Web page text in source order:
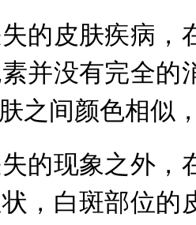
皮肤疾病，
并没有完全
之间颜色相似
现象之外，
，白斑部位